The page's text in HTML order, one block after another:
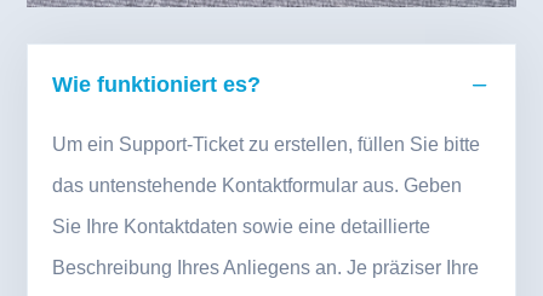
Wie funktioniert es?
Um ein Support-Ticket zu erstellen, füllen Sie bitte
das untenstehende Kontaktformular aus. Geben
Sie Ihre Kontaktdaten sowie eine detaillierte
Beschreibung Ihres Anliegens an. Je präziser Ihre